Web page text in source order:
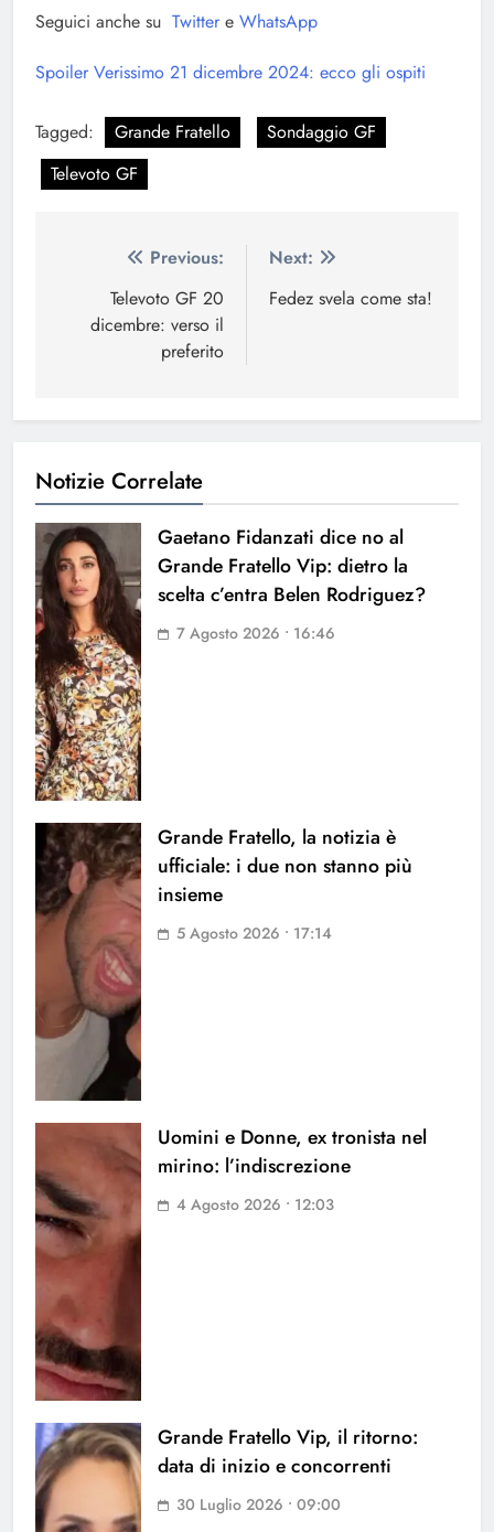
Seguici anche su Twitter e WhatsApp
Spoiler Verissimo 21 dicembre 2024: ecco gli ospiti
Tagged: Grande Fratello
Sondaggio GF
Televoto GF
Navigazione
articoli
Previous:
Televoto GF 20
dicembre: verso il
preferito
Next:
Fedez svela come sta!
Notizie Correlate
Gaetano Fidanzati dice no al
Grande Fratello Vip: dietro la
scelta c’entra Belen Rodriguez?
7 Agosto 2026 • 16:46
Grande Fratello, la notizia è
ufficiale: i due non stanno più
insieme
5 Agosto 2026 • 17:14
Uomini e Donne, ex tronista nel
mirino: l’indiscrezione
4 Agosto 2026 • 12:03
Grande Fratello Vip, il ritorno:
data di inizio e concorrenti
30 Luglio 2026 • 09:00